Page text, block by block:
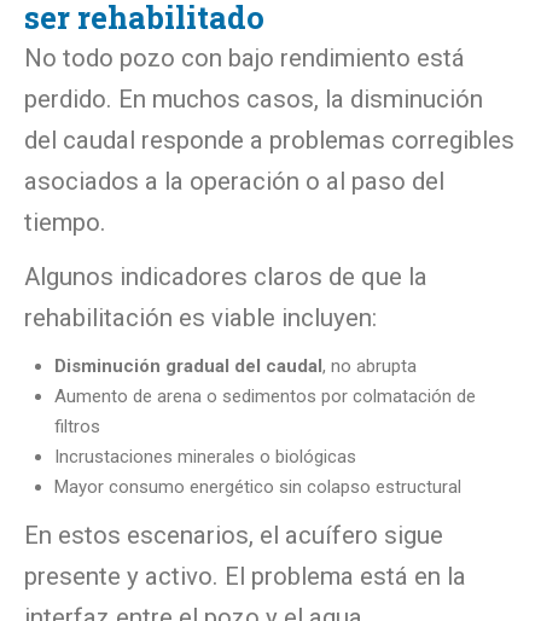
ser rehabilitado
No todo pozo con bajo rendimiento está
perdido. En muchos casos, la disminución
del caudal responde a problemas corregibles
asociados a la operación o al paso del
tiempo.
Algunos indicadores claros de que la
rehabilitación es viable incluyen:
Disminución gradual del caudal, no abrupta
Aumento de arena o sedimentos por colmatación de
filtros
Incrustaciones minerales o biológicas
Mayor consumo energético sin colapso estructural
En estos escenarios, el acuífero sigue
presente y activo. El problema está en la